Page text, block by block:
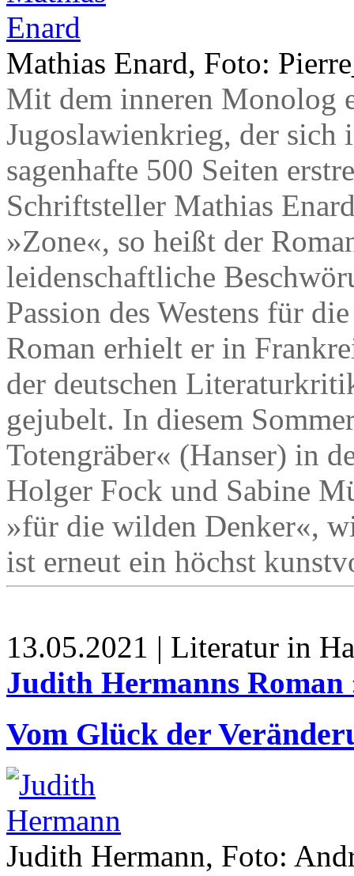
Mathias Enard, Foto:
Mit dem inneren Monolog
Jugoslawienkrieg, der sich
sagenhafte 500 Seiten
Schriftsteller Mathias
»Zone«, so heißt der
leidenschaftliche
Passion des Westens für
Roman erhielt er in
der deutschen
gejubelt. In diesem
Totengräber« (Hanser) in
Holger Fock und Sabine
»für die wilden Denker«,
ist erneut ein höchst
13.05.2021 | Literatur in
Judith Hermanns Roman
Vom Glück der
Judith Hermann, Foto: